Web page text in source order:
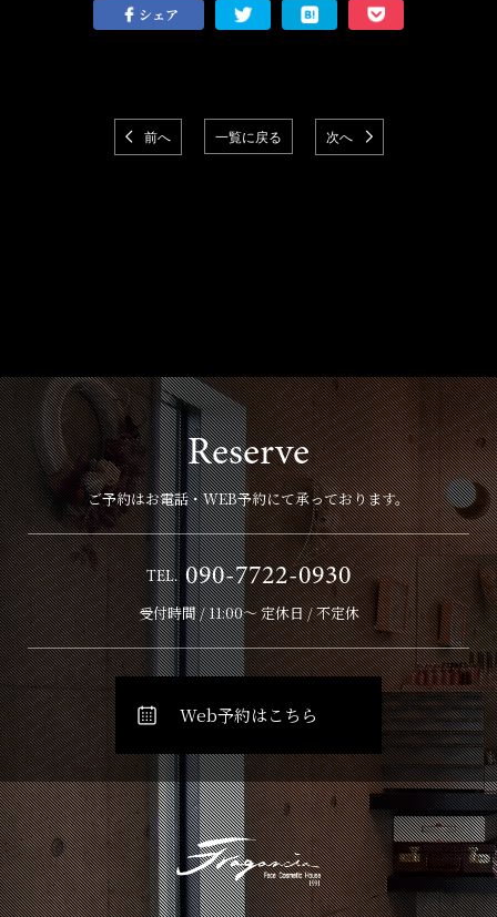
シェア
前へ 一覧に戻る 次へ
Reserve
ご予約はお電話・WEB予約にて承っております。
TEL. 090-7722-0930
受付時間 / 11:00～ 定休日 / 不定休
Web予約はこちら